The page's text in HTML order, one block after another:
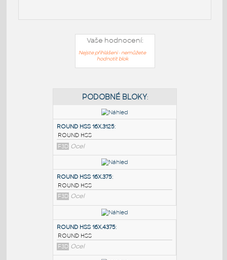
Vaše hodnocení:
Nejste přihlášeni - nemůžete
hodnotit blok
PODOBNÉ BLOKY
ROUND HSS 16X.3125:
ROUND HSS
F3D Ocel